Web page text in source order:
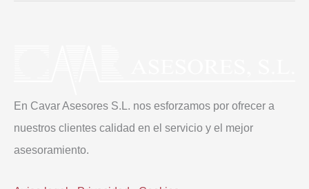
En Cavar Asesores S.L. nos esforzamos por ofrecer a
nuestros clientes calidad en el servicio y el mejor
asesoramiento.